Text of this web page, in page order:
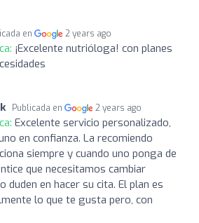
en 2 years ago
¡Excelente nutrióloga! con planes
Publicada en 2 years ago
Excelente servicio personalizado,
en confianza. La recomiendo
siempre y cuando uno ponga de
que necesitamos cambiar
duden en hacer su cita. El plan es
lo que te gusta pero, con